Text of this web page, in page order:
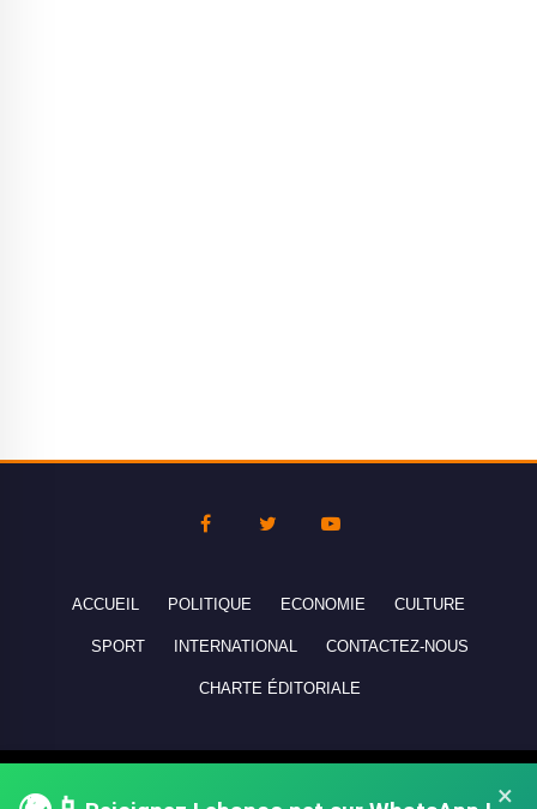
×
ACCUEIL POLITIQUE ECONOMIE CULTURE
SPORT INTERNATIONAL CONTACTEZ-NOUS
CHARTE ÉDITORIALE